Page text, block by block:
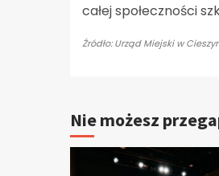
całej społeczności
Źródło: Urząd Miejski w
Nie możesz